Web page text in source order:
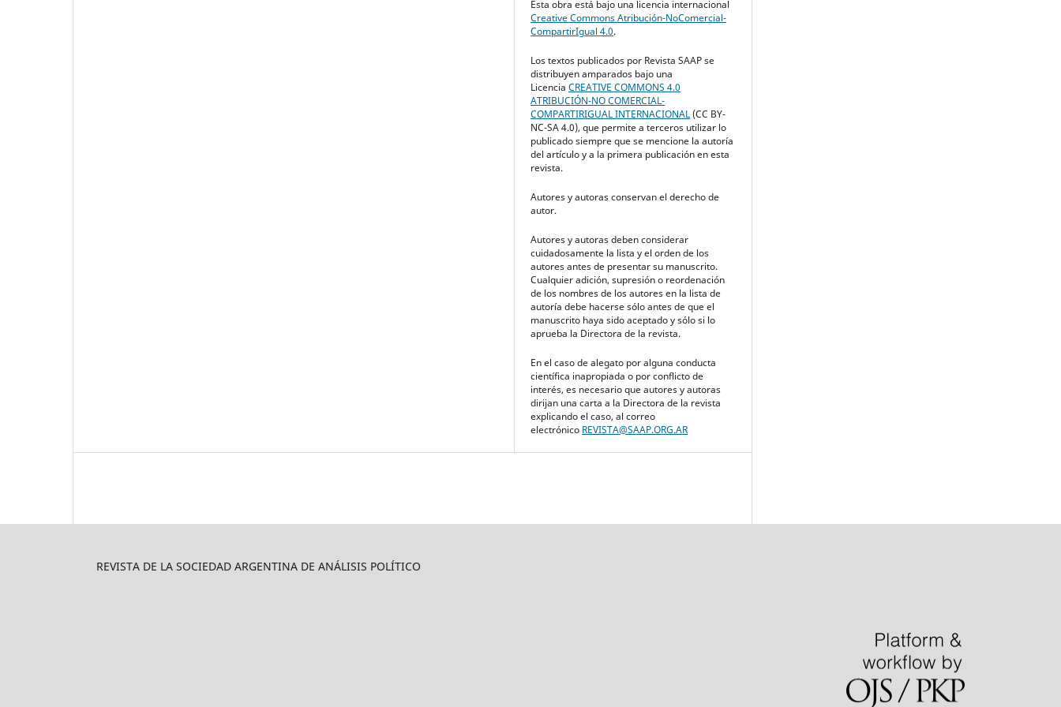
Esta obra está bajo una licencia internacional
Creative Commons Atribución-NoComercial-
CompartirIgual 4.0.
Los textos publicados por Revista SAAP se
distribuyen amparados bajo una
LicenciaCREATIVE COMMONS 4.0
ATRIBUCIÓN-NO COMERCIAL-
COMPARTIRIGUAL INTERNACIONAL (CC BY-
NC-SA 4.0), que permite a terceros utilizar lo
publicado siempre que se mencione la autoría
del artículo y a la primera publicación en esta
revista.
Autores y autoras conservan el derecho de
autor.
Autores y autoras deben considerar
cuidadosamente la lista y el orden de los
autores antes de presentar su manuscrito.
Cualquier adición, supresión o reordenación
de los nombres de los autores en la lista de
autoría debe hacerse sólo antes de que el
manuscrito haya sido aceptado y sólo si lo
aprueba la Directora de la revista.
En el caso de alegato por alguna conducta
científica inapropiada o por conflicto de
interés, es necesario que autores y autoras
dirijan una carta a la Directora de la revista
explicando el caso, al correo
electrónico REVISTA@SAAP.ORG.AR
REVISTA DE LA SOCIEDAD ARGENTINA DE ANÁLISIS POLÍTICO